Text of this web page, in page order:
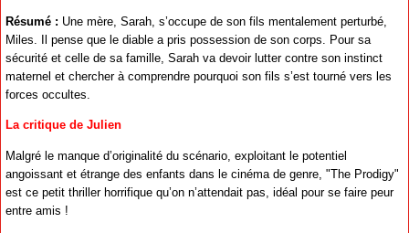
Résumé : Une mère, Sarah, s’occupe de son fils mentalement perturbé,
Miles. Il pense que le diable a pris possession de son corps. Pour sa
sécurité et celle de sa famille, Sarah va devoir lutter contre son instinct
maternel et chercher à comprendre pourquoi son fils s’est tourné vers les
forces occultes.
La critique de Julien
Malgré le manque d’originalité du scénario, exploitant le potentiel
angoissant et étrange des enfants dans le cinéma de genre, "The Prodigy"
est ce petit thriller horrifique qu’on n’attendait pas, idéal pour se faire peur
entre amis !